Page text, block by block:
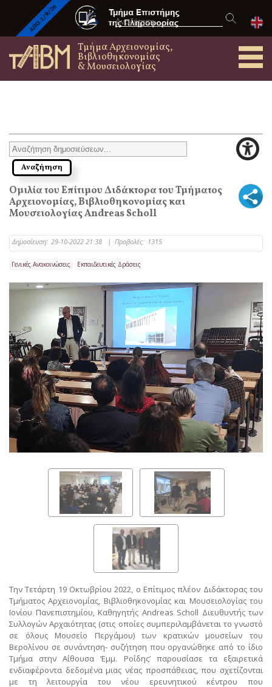
Τμήμα Αρχειονομίας,
Βιβλιοθηκονομίας
& Μουσειολογίας
Ομιλία του Επίτιμου Διδάκτορα του Τμήματος
Αρχειονομίας, Βιβλιοθηκονομίας και
Μουσειολογίας Andreas Scholl
Δημοσίευση: 29-10-2022 21:38 | Προβολές: 1315
Γενικές Ανακοινώσεις Εκπαιδευτικές Δράσεις
Την Τετάρτη 19 Οκτωβρίου 2022, ο Επίτιμος πλέον Διδάκτορας του
Τμήματος Αρχειονομίας, Βιβλιοθηκονομίας και Μουσειολογίας του
Ιονίου Πανεπιστημίου, Καθηγητής Andreas Scholl Διευθυντής των
Συλλογών Αρχαιότητας (στις οποίες συμπεριλαμβάνεται το γνωστό
σε όλους Μουσείο Περγάμου) των κρατικών μουσείων του
Βερολίνου σε συνάντηση- συζήτηση που οργανώθηκε από το ίδιο
Τμήμα στην Αίθουσα ‘Εμμ. Ροΐδης’ παρουσίασε τα εξαιρετικά
ενδιαφέροντα δεδομένα μιας νέας προσπάθειας, που σχετίζονται
με τη λειτουργία του νέου ερευνητικού κέντρου που